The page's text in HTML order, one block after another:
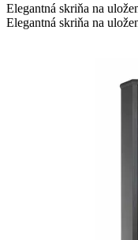
Elegantná skriňa na
Elegantná skriňa na